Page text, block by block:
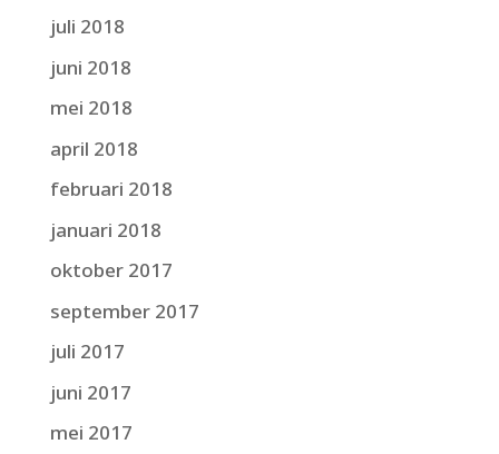
juli 2018
juni 2018
mei 2018
april 2018
februari 2018
januari 2018
oktober 2017
september 2017
juli 2017
juni 2017
mei 2017